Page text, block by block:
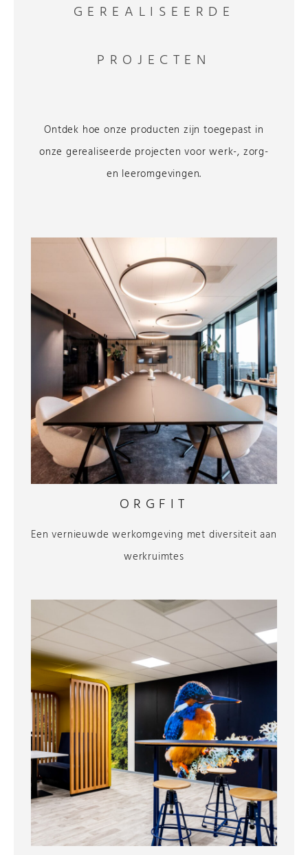
GEREALISEERDE
PROJECTEN
Ontdek hoe onze producten zijn toegepast in
onze gerealiseerde projecten voor werk-, zorg-
en leeromgevingen.
ORGFIT
Een vernieuwde werkomgeving met diversiteit aan
werkruimtes